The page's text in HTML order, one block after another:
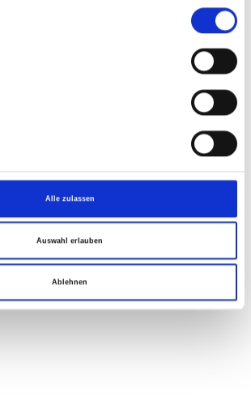
Alle zulassen
Auswahl erlauben
Ablehnen